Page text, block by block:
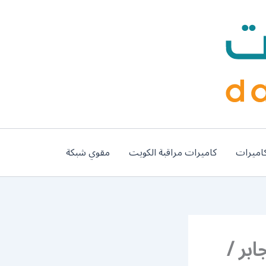
كاميرات مراقبة الكويت مقوي شبكة
/